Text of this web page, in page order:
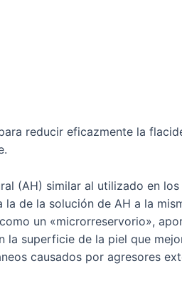
reducir eficazmente la
(AH) similar al utilizado en los
de la solución de AH a la
un «microrreservorio»,
la superficie de la piel que
causados por agresores